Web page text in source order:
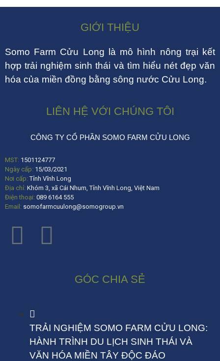
GIỚI THIỆU
Somo Farm Cửu Long là mô hình nông trại kết
hợp trải nghiệm sinh thái và tìm hiểu nét đẹp văn
hóa của miền đồng bằng sông nước Cửu Long.
LIÊN HỆ VỚI CHÚNG TÔI
CÔNG TY CỔ PHẦN SOMO FARM CỬU LONG
MST: 1501124777
Ngày cấp: 15/03/2021
Nơi cấp:Tỉnh Vĩnh Long
Địa chỉ: Khóm 3, xã Cái Nhum, Tỉnh Vĩnh Long, Việt Nam
Điện thoại: 089 6164 555
Email: somofarmcuulong@somogroup.vn
GÓC CHIA SẺ
TRẢI NGHIỆM SOMO FARM CỬU LONG:
HÀNH TRÌNH DU LỊCH SINH THÁI VÀ
VĂN HÓA MIỀN TÂY ĐỘC ĐÁO